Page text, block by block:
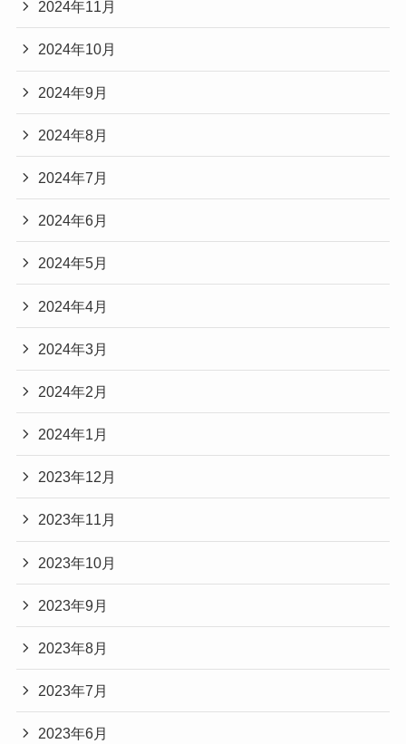
2024年11月
2024年10月
2024年9月
2024年8月
2024年7月
2024年6月
2024年5月
2024年4月
2024年3月
2024年2月
2024年1月
2023年12月
2023年11月
2023年10月
2023年9月
2023年8月
2023年7月
2023年6月